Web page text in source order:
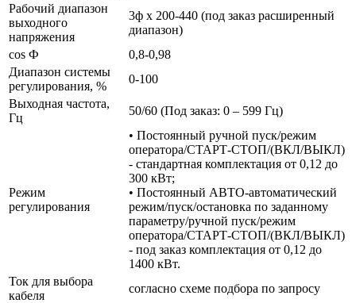
Рабочий диапазон
выходного
напряжения
3ф х 200-440 (под заказ расширенный
диапазон)
cos Ф
0,8-0,98
Диапазон системы
регулирования, %
0-100
Выходная частота,
Гц
50/60 (Под заказ: 0 – 599 Гц)
Режим
регулирования
• Постоянный ручной пуск/режим
оператора/СТАРТ-СТОП/(ВКЛ/ВЫКЛ)
- стандартная комплектация от 0,12 до
300 кВт;
• Постоянный АВТО-автоматический
режим/пуск/остановка по заданному
параметру/ручной пуск/режим
оператора/СТАРТ-СТОП/(ВКЛ/ВЫКЛ)
- под заказ комплектация от 0,12 до
1400 кВт.
Ток для выбора
кабеля
согласно схеме подбора по запросу